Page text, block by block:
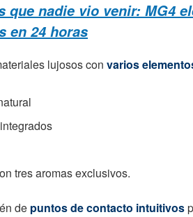
que nadie vio venir: MG4
en 24 horas
lujosos con varios
tres aromas exclusivos.
de puntos de contacto intuitivos